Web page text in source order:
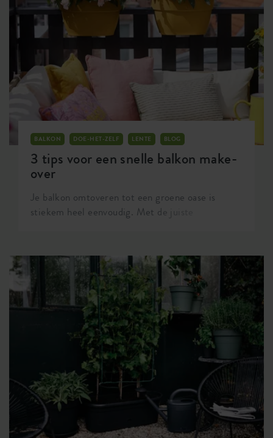
eetbaar voor dit seizoen tot aan begin volgend
seizoen.
BALKON DOE-HET-ZELF LENTE BLOG
3 tips voor een snelle balkon make-
over
Je balkon omtoveren tot een groene oase is
stiekem heel eenvoudig. Met de juiste
resultaat? Geef je balkon dan een snelle make-
over met onze 3 tips.